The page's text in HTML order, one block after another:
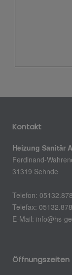
Kontakt
Heizung Sanitär
Ferdinand-
31319 Sehnde
Telefon:
Telefax:
E-Mail: info@hs-
Öffnungszeiten